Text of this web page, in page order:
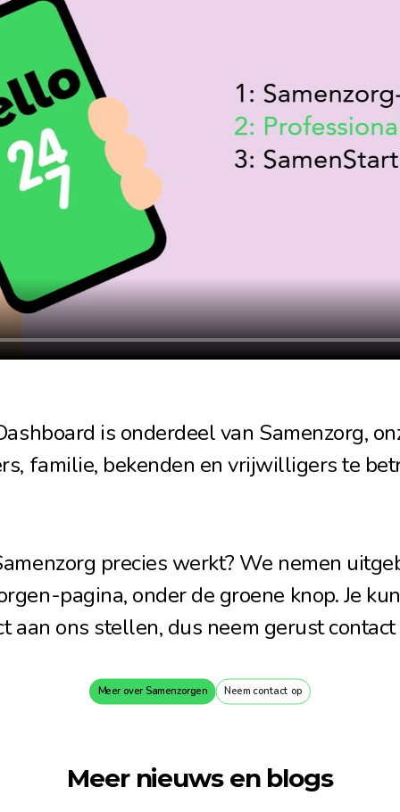
is onderdeel van Samenzorg,
familie, bekenden en vrijwilligers te
precies werkt? We nemen
pagina, onder de groene knop. Je
aan ons stellen, dus neem gerust
Meer over Samenzorgen Neem contact op
Meer nieuws en blogs